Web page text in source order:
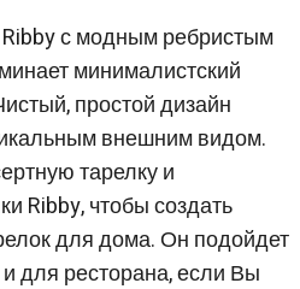
с модным ребристым
минималистский
простой дизайн
внешним видом.
тарелку и
Ribby, чтобы создать
для дома. Он подойдет
для ресторана, если Вы